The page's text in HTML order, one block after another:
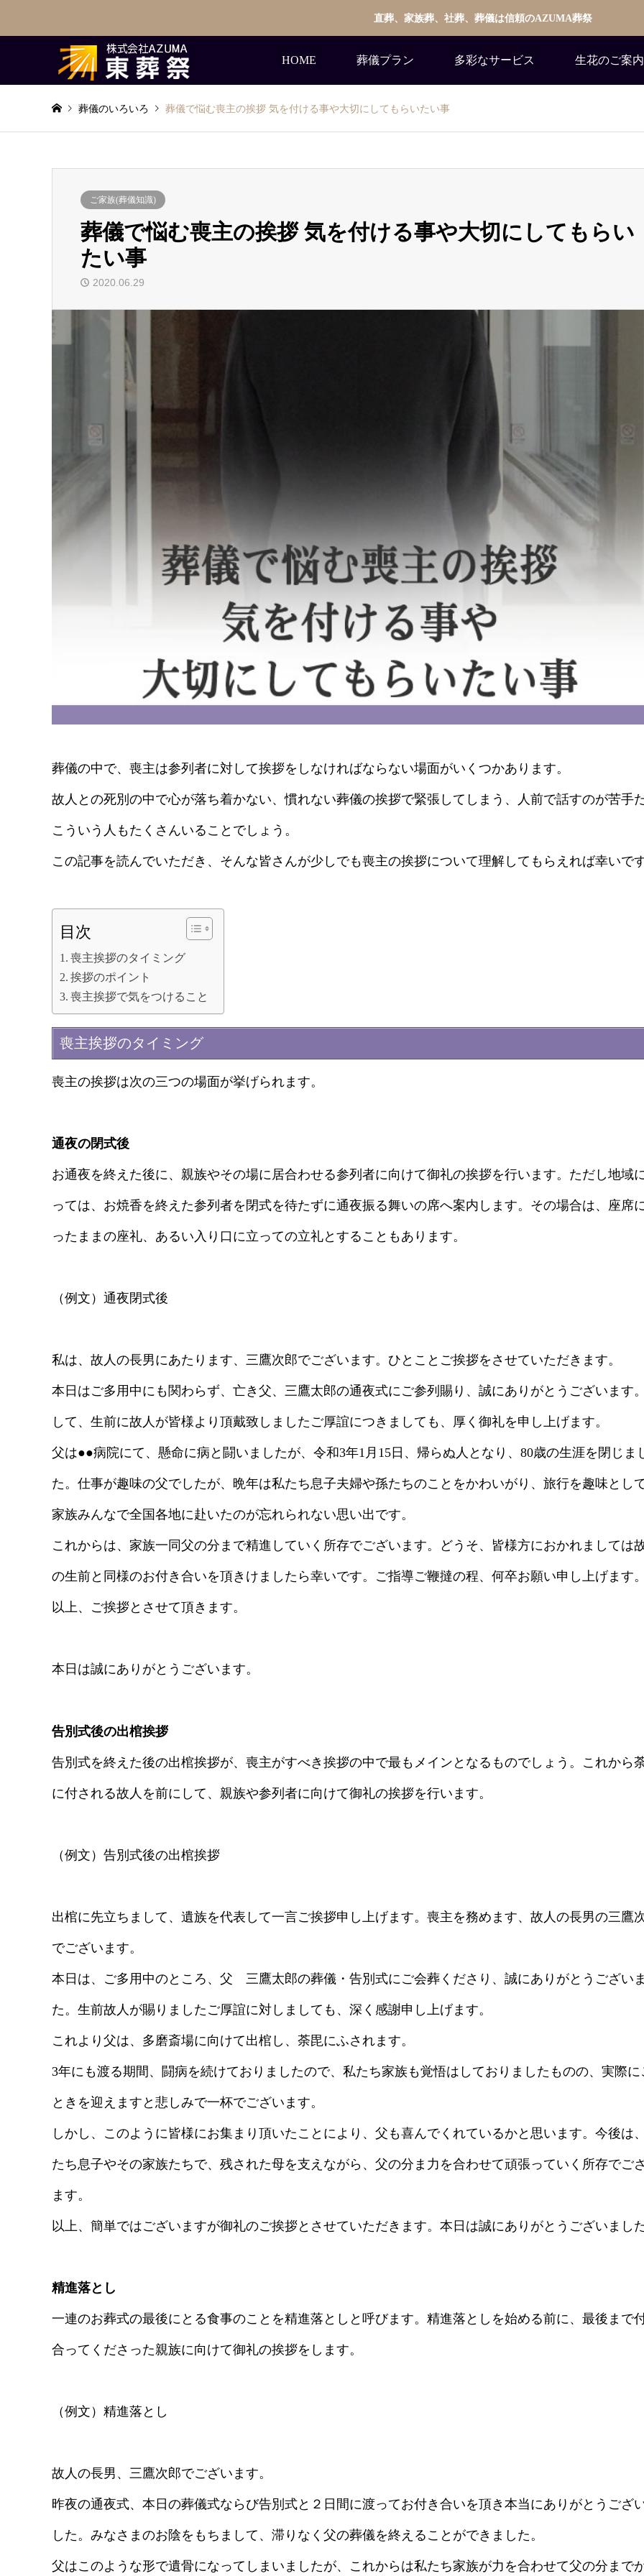
直葬、家族葬、社葬、葬儀は信頼のAZUMA葬祭
HOME 葬儀プラン 多彩なサービス 生花のご案内
葬儀のいろいろ 葬儀で悩む喪主の挨拶 気を付ける事や大切にしてもらいたい事
ご家族(葬儀知識)
葬儀で悩む喪主の挨拶 気を付ける事や大切にしてもらい
たい事
2020.06.29
葬儀の中で、喪主は参列者に対して挨拶をしなければならない場面がいくつかあります。
故人との死別の中で心が落ち着かない、慣れない葬儀の挨拶で緊張してしまう、人前で話すのが苦手だ
こういう人もたくさんいることでしょう。
この記事を読んでいただき、そんな皆さんが少しでも喪主の挨拶について理解してもらえれば幸いです
目次
喪主挨拶のタイミング
挨拶のポイント
喪主挨拶で気をつけること
喪主挨拶のタイミング
喪主の挨拶は次の三つの場面が挙げられます。
通夜の閉式後
お通夜を終えた後に、親族やその場に居合わせる参列者に向けて御礼の挨拶を行います。ただし地域
っては、お焼香を終えた参列者を閉式を待たずに通夜振る舞いの席へ案内します。その場合は、座席
ったままの座礼、あるい入り口に立っての立礼とすることもあります。
（例文）通夜閉式後
私は、故人の長男にあたります、三鷹次郎でございます。ひとことご挨拶をさせていただきます。
本日はご多用中にも関わらず、亡き父、三鷹太郎の通夜式にご参列賜り、誠にありがとうございます
して、生前に故人が皆様より頂戴致しましたご厚誼につきましても、厚く御礼を申し上げます。
父は●●病院にて、懸命に病と闘いましたが、令和3年1月15日、帰らぬ人となり、80歳の生涯を閉じま
た。仕事が趣味の父でしたが、晩年は私たち息子夫婦や孫たちのことをかわいがり、旅行を趣味として
家族みんなで全国各地に赴いたのが忘れられない思い出です。
これからは、家族一同父の分まで精進していく所存でございます。どうそ、皆様方におかれましては
の生前と同様のお付き合いを頂きけましたら幸いです。ご指導ご鞭撻の程、何卒お願い申し上げます。
以上、ご挨拶とさせて頂きます。
本日は誠にありがとうございます。
告別式後の出棺挨拶
告別式を終えた後の出棺挨拶が、喪主がすべき挨拶の中で最もメインとなるものでしょう。これから
に付される故人を前にして、親族や参列者に向けて御礼の挨拶を行います。
（例文）告別式後の出棺挨拶
出棺に先立ちまして、遺族を代表して一言ご挨拶申し上げます。喪主を務めます、故人の長男の三鷹
でございます。
本日は、ご多用中のところ、父 三鷹太郎の葬儀・告別式にご会葬くださり、誠にありがとうござい
た。生前故人が賜りましたご厚誼に対しましても、深く感謝申し上げます。
これより父は、多磨斎場に向けて出棺し、荼毘にふされます。
3年にも渡る期間、闘病を続けておりましたので、私たち家族も覚悟はしておりましたものの、実際に
ときを迎えますと悲しみで一杯でございます。
しかし、このように皆様にお集まり頂いたことにより、父も喜んでくれているかと思います。今後は
たち息子やその家族たちで、残された母を支えながら、父の分ま力を合わせて頑張っていく所存でご
ます。
以上、簡単ではございますが御礼のご挨拶とさせていただきます。本日は誠にありがとうございました
精進落とし
一連のお葬式の最後にとる食事のことを精進落としと呼びます。精進落としを始める前に、最後まで
合ってくださった親族に向けて御礼の挨拶をします。
（例文）精進落とし
故人の長男、三鷹次郎でございます。
昨夜の通夜式、本日の葬儀式ならび告別式と２日間に渡ってお付き合いを頂き本当にありがとうござ
した。みなさまのお陰をもちまして、滞りなく父の葬儀を終えることができました。
父はこのような形で遺骨になってしまいましたが、これからは私たち家族が力を合わせて父の分まで